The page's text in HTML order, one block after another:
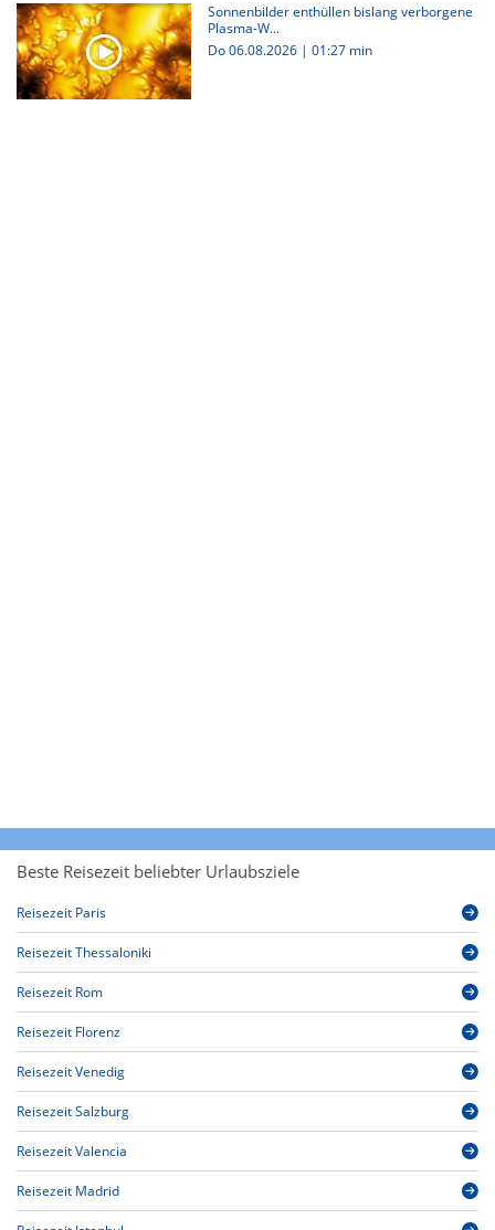
Sonnenbilder enthüllen bislang verborgene
Plasma-W...
Do 06.08.2026 | 01:27 min
Beste Reisezeit beliebter Urlaubsziele
Reisezeit Paris
Reisezeit Thessaloniki
Reisezeit Rom
Reisezeit Florenz
Reisezeit Venedig
Reisezeit Salzburg
Reisezeit Valencia
Reisezeit Madrid